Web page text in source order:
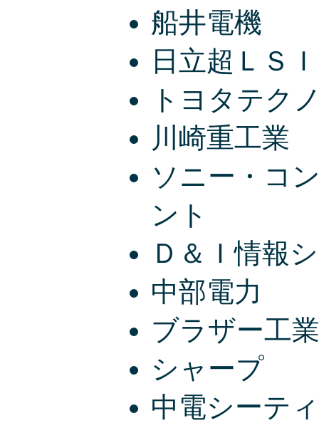
船井電機
日立超ＬＳ
トヨタテク
川崎重工業
ソニー・コ
ント
Ｄ＆Ｉ情報
中部電力
ブラザー工業
シャープ
中電シーテ